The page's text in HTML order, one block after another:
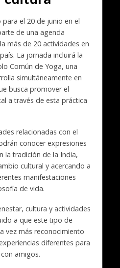
el 20 de junio en el
de una agenda
más de 20 actividades en
La jornada incluirá la
Común de Yoga, una
simultáneamente en
busca promover el
a través de esta práctica
relacionadas con el
conocer expresiones
la tradición de la India,
cultural y acercando a
manifestaciones
de vida.
cultura y actividades
a que este tipo de
vez más reconocimiento
diferentes para
amigos.